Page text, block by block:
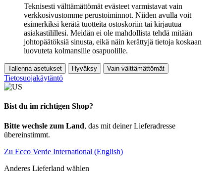
Teknisesti välttämättömät evästeet varmistavat vain
verkkosivustomme perustoiminnot. Niiden avulla voit
esimerkiksi kerätä tuotteita ostoskoriin tai kirjautua
asiakastilillesi. Meidän ei ole mahdollista tehdä mitään
johtopäätöksiä sinusta, eikä näin kerättyjä tietoja koskaan
luovuteta kolmansille osapuolille.
Tallenna asetukset Hyväksy Vain välttämättömät
Tietosuojakäytäntö
Bist du im richtigen Shop?
Bitte wechsle zum Land, das mit deiner Lieferadresse
übereinstimmt.
Zu Ecco Verde International (English)
Anderes Lieferland wählen